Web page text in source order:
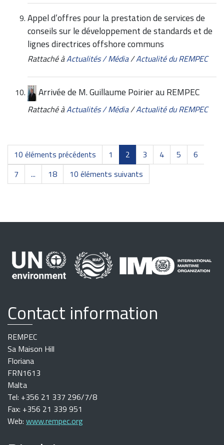
Appel d’offres pour la prestation de services de
conseils sur le développement de standards et de
lignes directrices offshore communs
Rattaché àActualités / Média/Actualité du REMPEC
Arrivée de M. Guillaume Poirier au REMPEC
Rattaché àActualités / Média/Actualité du REMPEC
10 éléments précédents 1 2 3 4 5
6
7
... 18 10 éléments suivants
Contact information
REMPEC
Sa Maison Hill
Floriana
FRN1613
Malta
Tel: +356 21 337 296/7/8
Fax: +356 21 339 951
Web: www.rempec.org